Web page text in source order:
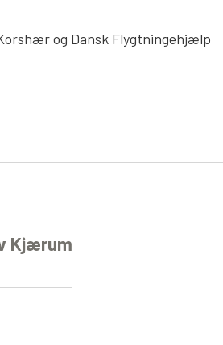
og Dansk Flygtningehjælp
Kjærum